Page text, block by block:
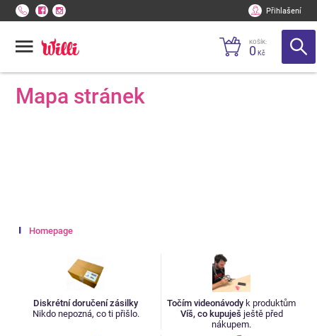
Přihlašení
KOŠÍK:
0 Kč
Mapa stránek
Homepage
Diskrétní doručení zásilky
Nikdo nepozná, co ti přišlo.
Točím videonávody k produktům
Víš, co kupuješ ještě před
nákupem.